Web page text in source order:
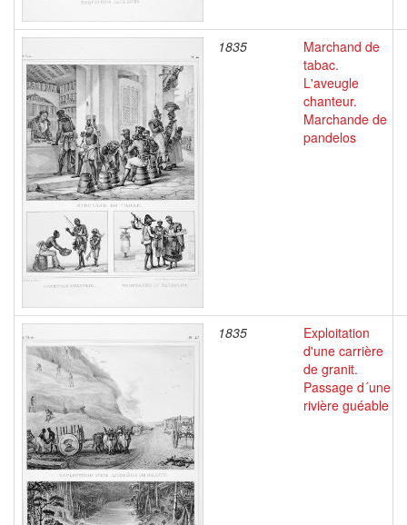
1835
Marchand de
tabac.
L'aveugle
chanteur.
Marchande de
pandelos
1835
Exploitation
d'une carrière
de granit.
Passage d´une
rivière guéable